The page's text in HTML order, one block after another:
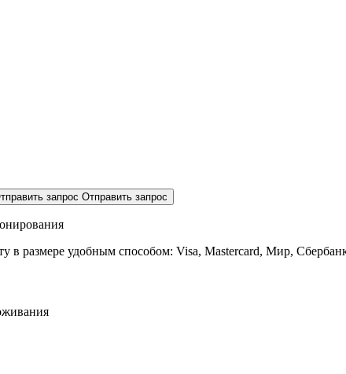
запрос Отправить запрос
в размере удобным способом: Visa, Mastercard, Мир,